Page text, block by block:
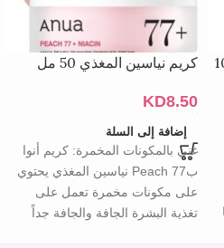
100
كريم نياسين المغذي 50 مل
KD8.50
إضافة إلى السلة
غني بالمكونات المخمرة: كريم أنوا
بPeach 77 نياسين المغذي يحتوي
على مكونات مخمرة تعمل على
تغذية البشرة الجافة والجافة جداً